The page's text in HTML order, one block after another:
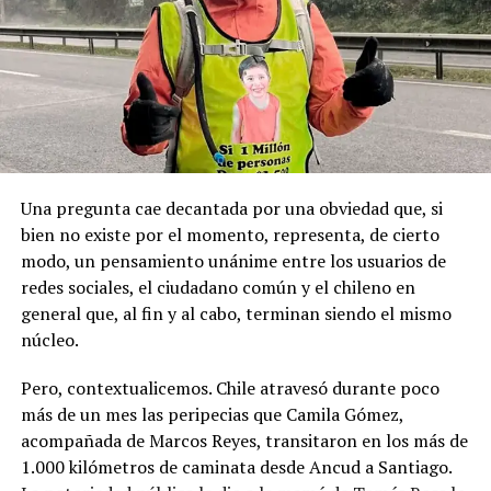
registraron declaraciones públicas de su partido ni
sanciones políticas posteriores.
la Toma de Posesión del Estrecho de Magallanes, donde
el capitán Juan Guillermos y 23 tripulantes a bordo de la
Goleta de Guerra Ancud de la Armada tomaron posesión
de estas tierras patagónicas donde izaron la bandera
nacional declarando este territorio como parte de Chile.
Una pregunta cae decantada por una obviedad que, si
bien no existe por el momento, representa, de cierto
modo, un pensamiento unánime entre los usuarios de
redes sociales, el ciudadano común y el chileno en
general que, al fin y al cabo, terminan siendo el mismo
núcleo.
Pero, contextualicemos. Chile atravesó durante poco
más de un mes las peripecias que Camila Gómez,
acompañada de Marcos Reyes, transitaron en los más de
1.000 kilómetros de caminata desde Ancud a Santiago.